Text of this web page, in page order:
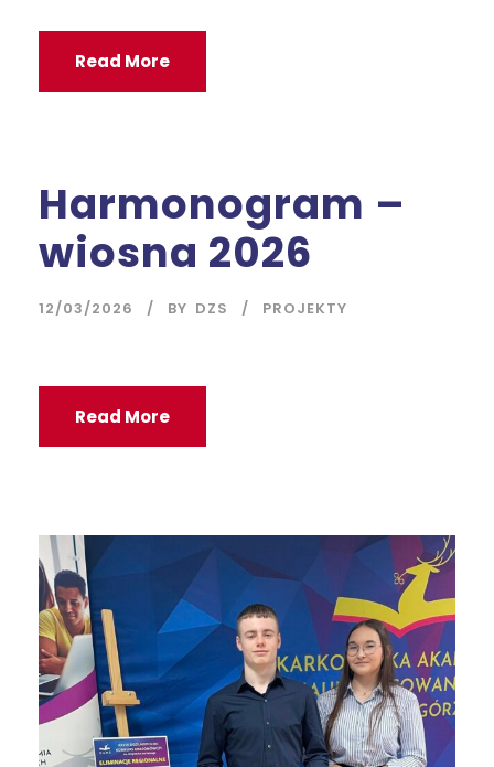
Read More
Harmonogram –
wiosna 2026
12/03/2026 BY DZS PROJEKTY
Read More